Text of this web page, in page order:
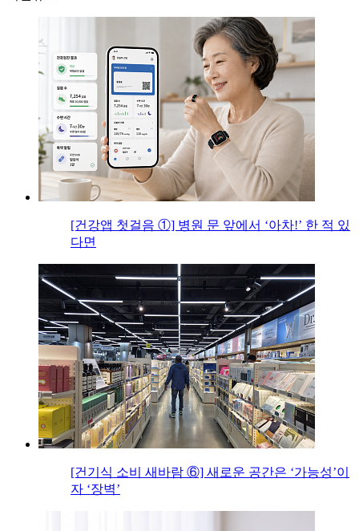
[건강앱 첫걸음 ①] 병원 문 앞에서 ‘아차!’ 한 적 있
다면
[건기식 소비 새바람 ⑥] 새로운 공간은 ‘가능성’이
자 ‘장벽’